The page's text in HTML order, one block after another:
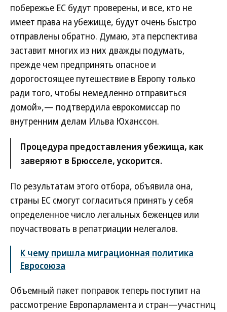
побережье ЕС будут проверены, и все, кто не
имеет права на убежище, будут очень быстро
отправлены обратно. Думаю, эта перспектива
заставит многих из них дважды подумать,
прежде чем предпринять опасное и
дорогостоящее путешествие в Европу только
ради того, чтобы немедленно отправиться
домой»,— подтвердила еврокомиссар по
внутренним делам Ильва Юханссон.
Процедура предоставления убежища, как
заверяют в Брюсселе, ускорится.
По результатам этого отбора, объявила она,
страны ЕС смогут согласиться принять у себя
определенное число легальных беженцев или
поучаствовать в репатриации нелегалов.
К чему пришла миграционная политика
Евросоюза
Объемный пакет поправок теперь поступит на
рассмотрение Европарламента и стран—участниц